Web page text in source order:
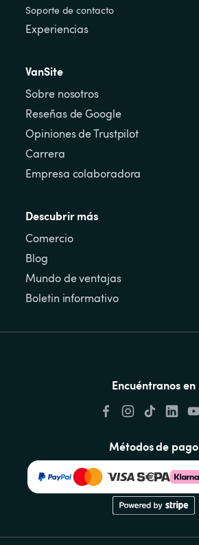
Soporte de contacto
Experiencias
VanSite
Sobre nosotros
Reseñas de Google
Opiniones de Trustpilot
Carrera
Empresa colaboradora
Descubrir más
Comercio
Blog
Mundo de ventajas
Boletin informativo
Encuéntranos en
Métodos de pago